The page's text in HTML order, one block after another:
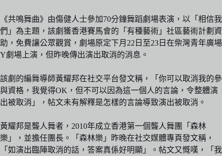
《共鳴舞曲》由傷健人士參加70分鐘舞蹈劇場表演，以「相信我
們」為主題，該劇獲香港賽馬會的「有種藝術」社區藝術計劃資
助，免費讓公眾觀賞，劇場原定下月22日至23日在柴灣青年廣場
Y劇場上演，但昨晚傳出演出取消的消息。
該劇的編舞導師黃耀邦在社交平台發文稱，「你可以取消我的參
與資格，我覺得OK，但不可以因為這一個人的言論，令整體演
出被取消」，帖文未有解釋是怎樣的言論導致演出被取消。
黃耀邦是聾人舞者，2010年成立香港第一個聾人舞團「森林
樂」，並擔任團長。「森林樂」昨晚在社交媒體專頁發文稱，
「如演出臨陣取消的話，答案真係好明顯」。帖文又慨嘆，「我